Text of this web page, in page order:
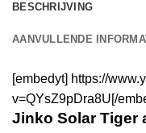
BESCHRIJVING
AANVULLENDE
[embedyt] https://
v=QYsZ9pDra8U[/
Jinko Solar Tiger